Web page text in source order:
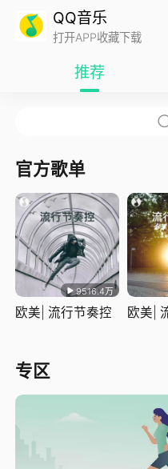
QQ音乐
打开APP收藏下载
推荐
官方歌单
9516.4万
欧美| 流行节奏控 欧美|
专区